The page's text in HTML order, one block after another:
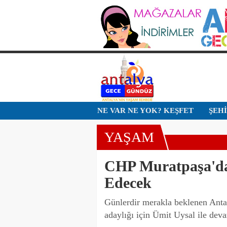
NE VAR NE YOK? KEŞFET
YAŞAM
CHP
Edecek
Günlerdir merakla beklenen
adaylığı için Ümit Uysal ile